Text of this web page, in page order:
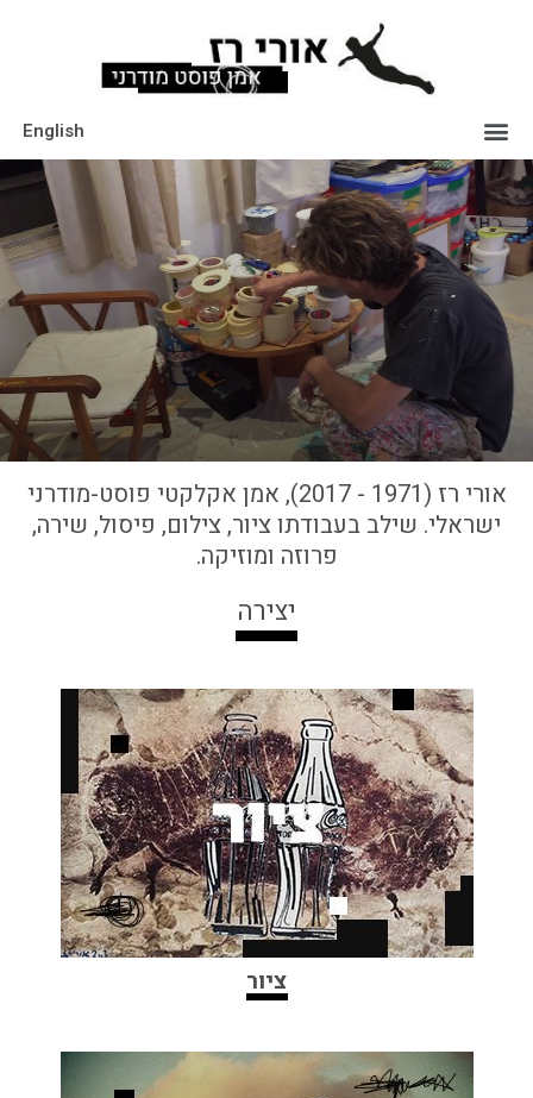
English
אורי רז (1971 - 2017), אמן אקלקטי פוסט-מודרני
ישראלי. שילב בעבודתו ציור, צילום, פיסול, שירה,
פרוזה ומוזיקה.
יצירה
ציור